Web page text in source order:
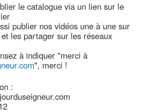
le catalogue via un lien sur le
publier nos vidéos une à une sur
les partager sur les réseaux
à indiquer "merci à
", merci !
: